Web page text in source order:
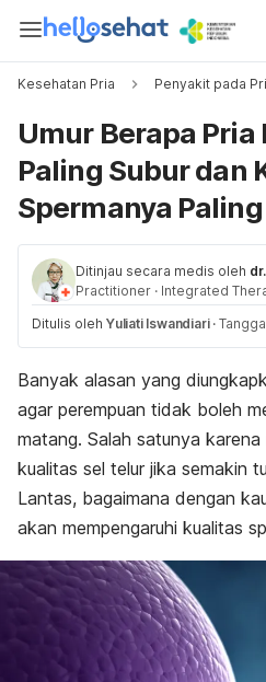
Kesehatan Pria Penyakit pada
Umur Berapa Pria
Paling Subur dan
Spermanya
Ditinjau secara medis oleh
Practitioner · Integrated
Ditulis oleh Yuliati Iswandiari ·
Banyak alasan yang
agar perempuan tidak boleh
matang. Salah satunya
kualitas sel telur jika semakin
Lantas, bagaimana dengan
akan mempengaruhi kualitas